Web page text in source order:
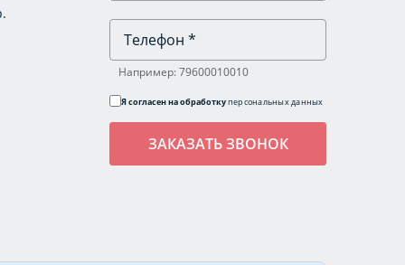
Например: 79600010010
Я согласен на обработкуперсональных данных